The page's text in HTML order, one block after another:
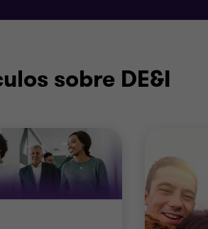
sobre DE&I